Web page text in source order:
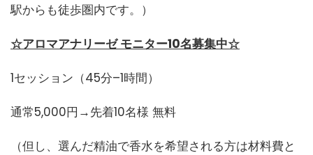
駅からも徒歩圏内です。）
☆アロマアナリーゼ モニター10名募集中☆
1セッション（45分–1時間）
通常5,000円→先着10名様 無料
（但し、選んだ精油で香水を希望される方は材料費と